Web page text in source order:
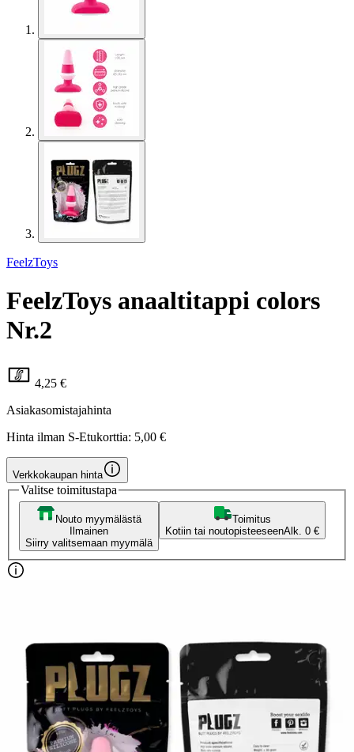
FeelzToys
FeelzToys anaaltitappi colors
Nr.2
4,25 €
Asiakasomistajahinta
Hinta ilman S-Etukorttia: 5,00 €
Verkkokaupan hinta
Valitse toimitustapa
Nouto myymälästä
Ilmainen
Siirry valitsemaan myymälä
Toimitus
Kotiin tai noutopisteeseenAlk. 0 €
palvelupisteeseen!
Etu ei koske Suuri‑lisäpalvelulla toimitettavia tuotteita.